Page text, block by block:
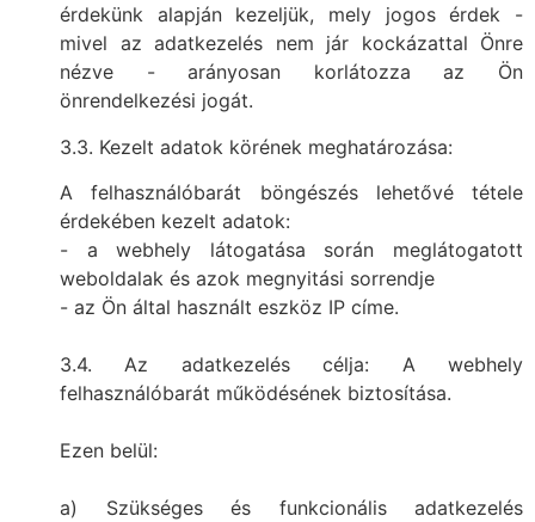
érdekünk alapján kezeljük, mely jogos érdek -
mivel az adatkezelés nem jár kockázattal Önre
nézve - arányosan korlátozza az Ön
önrendelkezési jogát.
3.3. Kezelt adatok körének meghatározása:
A felhasználóbarát böngészés lehetővé tétele
érdekében kezelt adatok:
- a webhely látogatása során meglátogatott
weboldalak és azok megnyitási sorrendje
- az Ön által használt eszköz IP címe.
3.4. Az adatkezelés célja: A webhely
felhasználóbarát működésének biztosítása.
Ezen belül:
a) Szükséges és funkcionális adatkezelés